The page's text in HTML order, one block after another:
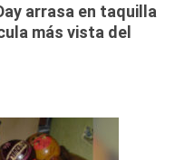
arrasa en taquilla
más vista del